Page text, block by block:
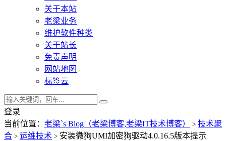
关于本站
老梁业务
维护软件种类
关于站长
免责声明
网站地图
标签云
登录
当前位置： 老梁`s Blog（老梁博客,老梁IT技术博客） > 技术聚
合 > 运维技术 > 安装微狗UMI加密狗驱动4.0.16.5版本提示